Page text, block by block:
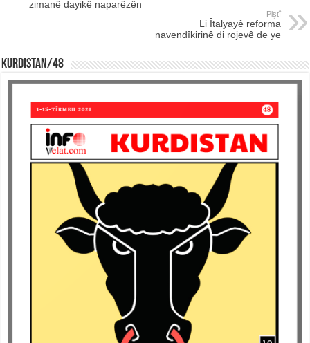
zimanê dayikê naparêzên
Piştî
Li Îtalyayê reforma
navendîkirinê di rojevê de ye
KURDISTAN/48